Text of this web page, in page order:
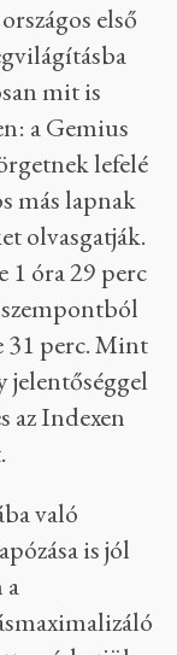
első
mit is
a Gemius
lefelé
más lapnak
olvasgatják.
1 óra 29 perc
31 perc. Mint
jelentőséggel
az Indexen
való
is jól
a